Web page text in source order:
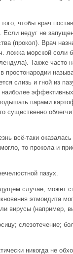
чтобы врач
Если недуг не
(прокол). Врач
ложка морской соли
Также часто
простонародии
слизь и гной из
парами
существенно
всё-таки
то прокола и
пазух.
случае, может
этмоидита
вирусы (например,
слезотечение;
никогда не